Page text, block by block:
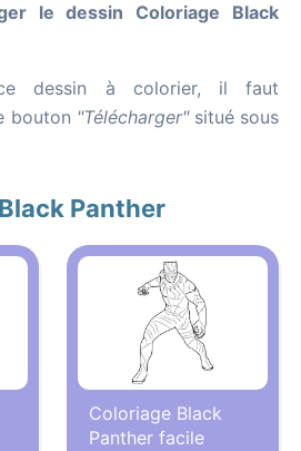
le dessin Coloriage Black
dessin à colorier, il faut
bouton "Télécharger"situé sous
Panther
Coloriage Black
Panther facile